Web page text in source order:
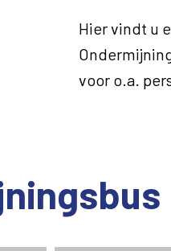
Hier vindt u
voor o.a.